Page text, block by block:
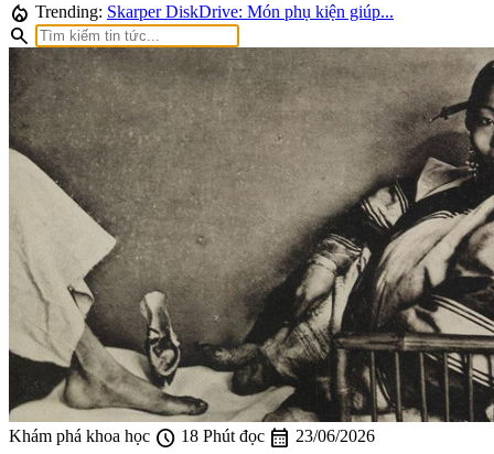
local_fire_department Trending: Skarper DiskDrive: Món phụ kiện giúp...
search
Khám phá khoa học schedule 18 Phút đọc calendar_month 23/06/2026